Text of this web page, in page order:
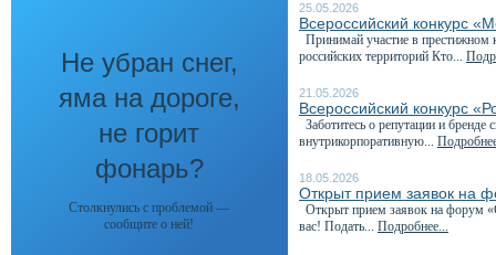
Не убран снег,
яма на дороге,
не горит
фонарь?
Столкнулись с проблемой —
сообщите о ней!
25.05.2026
Всероссийский конкурс
Принимай участие в престижном
российских территорий Кто...
21.05.2026
Всероссийский конкурс
Заботитесь о репутации и бренде
внутрикорпоративную...
18.05.2026
Открыт прием заявок на
Открыт прием заявок на форум
вас! Подать... Подробнее...